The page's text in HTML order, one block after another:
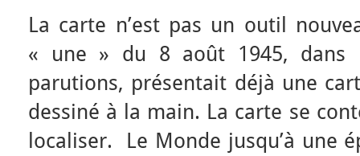
La carte n’est pas un outil
« une » du 8 août 1945, dans
parutions, présentait déjà une
dessiné à la main. La carte se
localiser. Le Monde jusqu’à une